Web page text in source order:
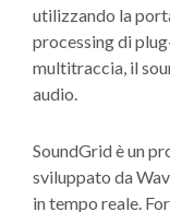
utilizzando la
processing di
multitraccia, il
audio.
SoundGrid è un
sviluppato da
in tempo reale.